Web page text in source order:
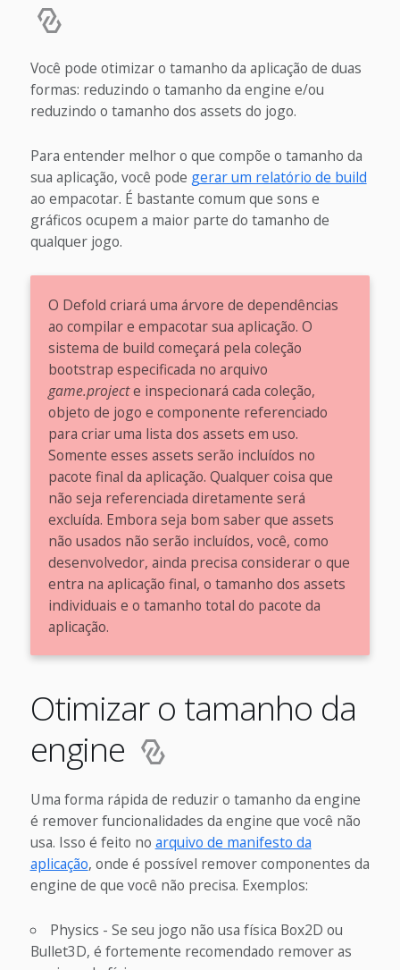
Você pode otimizar o tamanho da aplicação de duas
formas: reduzindo o tamanho da engine e/ou
reduzindo o tamanho dos assets do jogo.
Para entender melhor o que compõe o tamanho da
sua aplicação, você pode gerar um relatório de build
ao empacotar. É bastante comum que sons e
gráficos ocupem a maior parte do tamanho de
qualquer jogo.
O Defold criará uma árvore de dependências
ao compilar e empacotar sua aplicação. O
sistema de build começará pela coleção
bootstrap especificada no arquivo
game.projecte inspecionará cada coleção,
objeto de jogo e componente referenciado
para criar uma lista dos assets em uso.
Somente esses assets serão incluídos no
pacote final da aplicação. Qualquer coisa que
não seja referenciada diretamente será
excluída. Embora seja bom saber que assets
não usados não serão incluídos, você, como
desenvolvedor, ainda precisa considerar o que
entra na aplicação final, o tamanho dos assets
individuais e o tamanho total do pacote da
aplicação.
Otimizar o tamanho da
engine
Uma forma rápida de reduzir o tamanho da engine
é remover funcionalidades da engine que você não
usa. Isso é feito no arquivo de manifesto da
aplicação, onde é possível remover componentes da
engine de que você não precisa. Exemplos:
Physics - Se seu jogo não usa física Box2D ou
Bullet3D, é fortemente recomendado remover as